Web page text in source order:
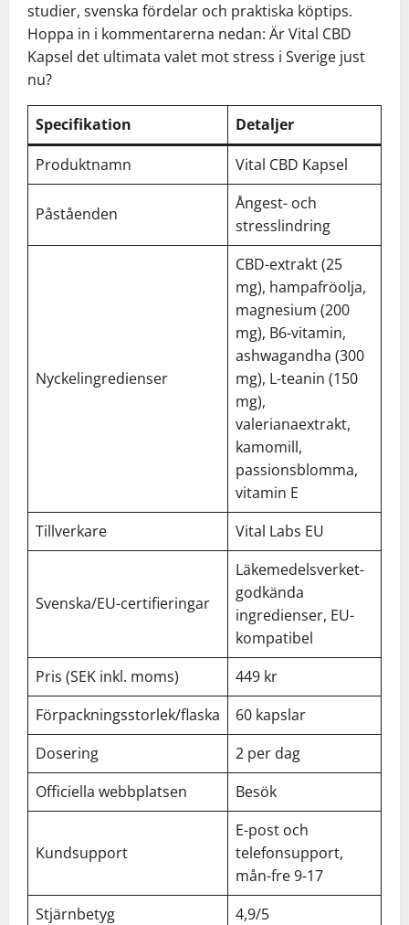
studier, svenska fördelar och praktiska köptips.
Hoppa in i kommentarerna nedan: Är Vital CBD
Kapsel det ultimata valet mot stress i Sverige just
nu?
Specifikation
Detaljer
Produktnamn
Vital CBD Kapsel
Påståenden
Ångest- och
stresslindring
Nyckelingredienser
CBD-extrakt (25
mg), hampafröolja,
magnesium (200
mg), B6-vitamin,
ashwagandha (300
mg), L-teanin (150
mg),
valerianaextrakt,
kamomill,
passionsblomma,
vitamin E
Tillverkare
Vital Labs EU
Svenska/EU-certifieringar
Läkemedelsverket-
godkända
ingredienser, EU-
kompatibel
Pris (SEK inkl. moms)
449 kr
Förpackningsstorlek/flaska
60 kapslar
Dosering
2 per dag
Officiella webbplatsen
Besök
Kundsupport
E-post och
telefonsupport,
mån-fre 9-17
Stjärnbetyg
4,9/5